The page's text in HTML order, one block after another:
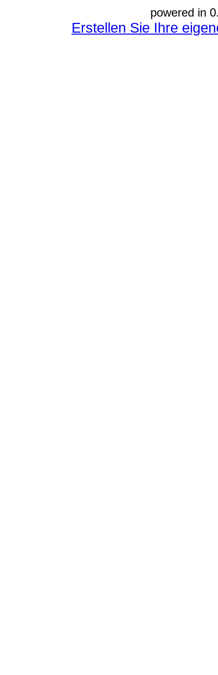
powered in
Erstellen Sie Ihre